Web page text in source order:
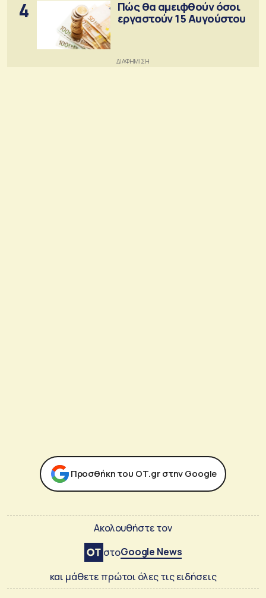
4
Πώς θα αμειφθούν όσοι
εργαστούν 15 Αυγούστου
Προσθήκη του ΟΤ.gr στην Google
Ακολουθήστε τον
στοGoogle News
και μάθετε πρώτοι όλες τις ειδήσεις